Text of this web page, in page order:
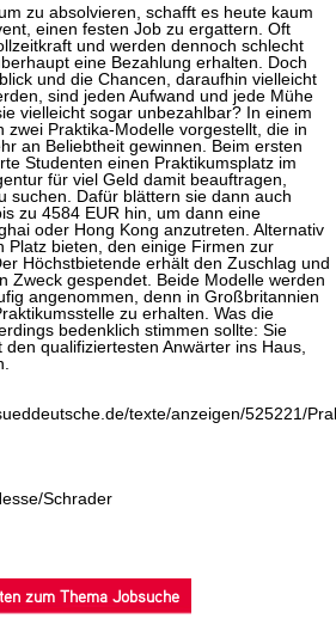
zu absolvieren, schafft es heute kaum
einen festen Job zu ergattern. Oft
und werden dennoch schlecht
eine Bezahlung erhalten. Doch
und die Chancen, daraufhin vielleicht
sind jeden Aufwand und jede Mühe
vielleicht sogar unbezahlbar? In einem
zwei Praktika-Modelle vorgestellt, die in
an Beliebtheit gewinnen. Beim ersten
Studenten einen Praktikumsplatz im
für viel Geld damit beauftragen,
suchen. Dafür blättern sie dann auch
zu 4584 EUR hin, um dann eine
oder Hong Kong anzutreten. Alternativ
Platz bieten, den einige Firmen zur
Höchstbietende erhält den Zuschlag und
Zweck gespendet. Beide Modelle werden
angenommen, denn in Großbritannien
zu erhalten. Was die
bedenklich stimmen sollte: Sie
qualifiziertesten Anwärter ins Haus,
texte/anzeigen/525221/
Schrader
zum Thema Jobsuche